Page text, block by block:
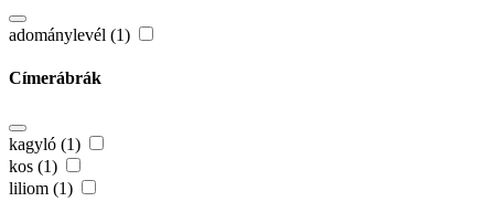
adománylevél (1)
Címerábrák
kagyló (1)
kos (1)
liliom (1)